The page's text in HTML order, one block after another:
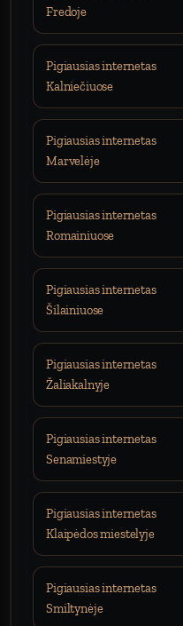
Fredoje
Pigiausias internetas
Kalniečiuose
Pigiausias internetas
Marvelėje
Pigiausias internetas
Romainiuose
Pigiausias internetas
Šilainiuose
Pigiausias internetas
Žaliakalnyje
Pigiausias internetas
Senamiestyje
Pigiausias internetas
Klaipėdos miestelyje
Pigiausias internetas
Smiltynėje